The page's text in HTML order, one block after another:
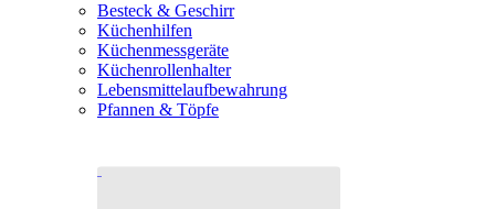
Besteck & Geschirr
Küchenhilfen
Küchenmessgeräte
Küchenrollenhalter
Lebensmittelaufbewahrung
Pfannen & Töpfe